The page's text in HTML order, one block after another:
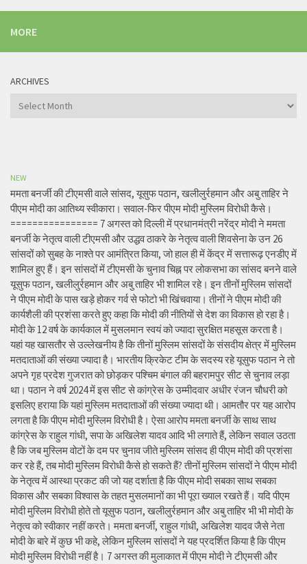
MORE
ARCHIVES
Archives
NEW
ममता बनर्जी की टीएमसी वाले सांसद, यूसुफ पठान, खलीलुर्रहमान और अबु ताहिर ने
पीएम मोदी का आतिथ्य स्वीकारा। सवाल-फिर पीएम मोदी मुस्लिम विरोधी कैसे।
================ 7 अगस्त को दिल्ली में प्रधानमंत्री नरेंद्र मोदी ने ममता
बनर्जी के नेतृत्व वाली टीएमसी और उद्धव ठाकरे के नेतृत्व वाली शिवसेना के उन 26
सांसदों को सुबह के नाश्ते पर आमंत्रित किया, जो हाल ही में केंद्र में सत्तारूढ़ एनडीए में
शामिल हुए हैं। इन सांसदों में टीएमसी के चुनाव चिह्न पर लोकसभा का सांसद बनने वाले
यूसुफ पठान, खलीलुर्रहमान और अबु ताहिर भी शामिल रहे। इन तीनों मुस्लिम सांसदों
ने पीएम मोदी के पास खड़े होकर गर्व से फोटो भी खिंचवाया। तीनों ने पीएम मोदी की
कार्यशैली की प्रशंसा करते हुए कहा कि मोदी की नीतियों से देश का विकास हो रहा है।
मोदी के 12 वर्ष के कार्यकाल में मुसलमान स्वयं को ज्यादा सुरक्षित महसूस करता है।
यहां यह खासतौर से उल्लेखनीय है कि तीनों मुस्लिम सांसदों के संसदीय क्षेत्र में मुस्लिम
मतदाताओं की संख्या ज्यादा है। भारतीय क्रिकेट टीम के सदस्य रहे यूसुफ पठान ने तो
अपने गृह प्रदेश गुजरात को छोड़कर पश्चिम बंगाल की बहरामपुर सीट से चुनाव लड़ा
था। पठान ने वर्ष 2024 में इस सीट से कांग्रेस के उम्मीदवार अधीर रंजन चौधरी को
इसलिए हराया कि यहां मुस्लिम मतदाताओं की संख्या ज्यादा थी। आमतौर पर यह आरोप
लगता है कि पीएम मोदी मुस्लिम विरोधी है। ऐसा आरोप ममता बनर्जी के साथ साथ
कांग्रेस के राहुल गांधी, सपा के अखिलेश यादव आदि भी लगाते हैं, लेकिन सवाल उठता
है कि जब मुस्लिम वोटों के दम पर चुनाव जीते मुस्लिम सांसद ही पीएम मोदी की प्रशंसा
कर रहे हैं, तब मोदी मुस्लिम विरोधी कैसे हो सकते हैं? तीनों मुस्लिम सांसदों ने पीएम मोदी
के नेतृत्व में आस्था प्रकट की जो यह दर्शाता है कि पीएम मोदी सबका साथ सबका
विकास और सबका विश्वास के तहत मुसलमानों का भी पूरा ख्याल रखते हैं। यदि पीएम
मोदी मुस्लिम विरोधी होते तो यूसुफ पठान, खलीलुर्रहमान और अबु ताहिर भी भी मोदी के
नेतृत्व को स्वीकार नहीं करते। ममता बनर्जी, राहुल गांधी, अखिलेश यादव जैसे नेता
मोदी के बारे में कुछ भी कहे, लेकिन मुस्लिम सांसदों ने यह प्रदर्शित किया है कि पीएम
मोदी मुस्लिम विरोधी नहीं है। 7 अगस्त की मुलाकात में पीएम मोदी ने टीएमसी और